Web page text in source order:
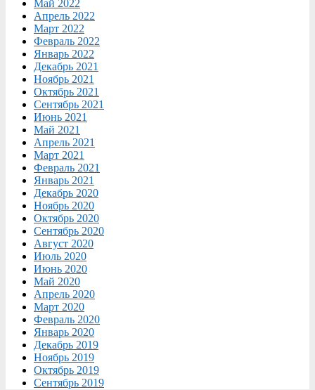
Май 2022
Апрель 2022
Март 2022
Февраль 2022
Январь 2022
Декабрь 2021
Ноябрь 2021
Октябрь 2021
Сентябрь 2021
Июнь 2021
Май 2021
Апрель 2021
Март 2021
Февраль 2021
Январь 2021
Декабрь 2020
Ноябрь 2020
Октябрь 2020
Сентябрь 2020
Август 2020
Июль 2020
Июнь 2020
Май 2020
Апрель 2020
Март 2020
Февраль 2020
Январь 2020
Декабрь 2019
Ноябрь 2019
Октябрь 2019
Сентябрь 2019